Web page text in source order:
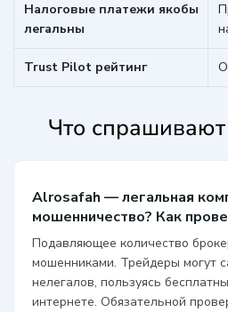
Налоговые платежи якобы
легальны
Trust Pilot рейтинг
Что
Alrosafah — легальная
мошенничество? Как
Подавляющее количество
мошенниками. Трейдеры могут
нелегалов, пользуясь
интернете. Обязательной